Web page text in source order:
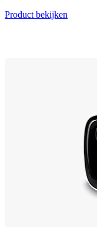
Product bekijken